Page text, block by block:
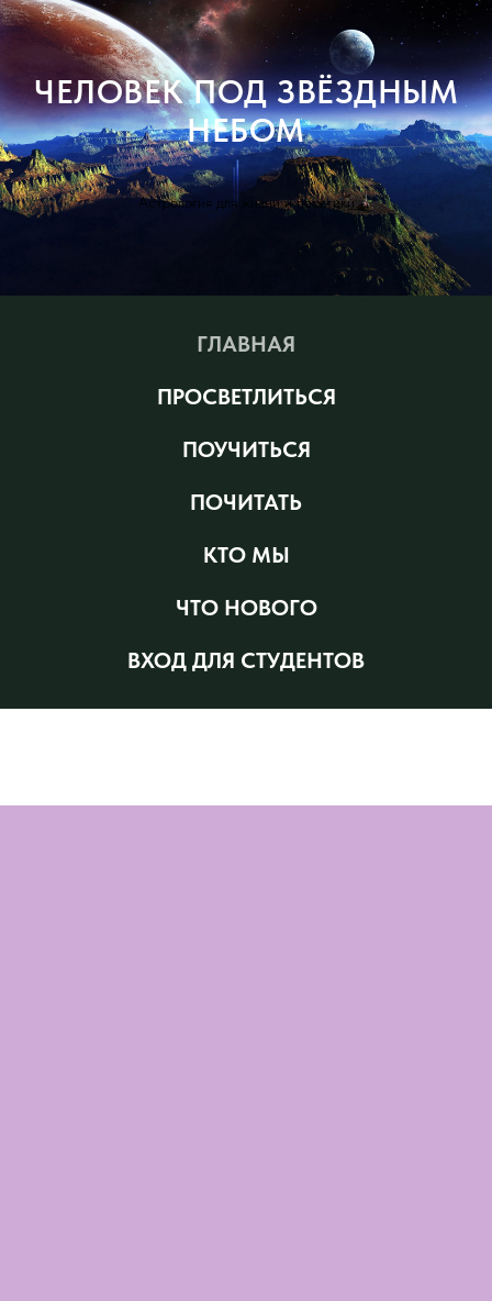
ЧЕЛОВЕК ПОД ЗВЁЗДНЫМ
НЕБОМ
Астрология для жизни и практики
ГЛАВНАЯ
ПРОСВЕТЛИТЬСЯ
ПОУЧИТЬСЯ
ПОЧИТАТЬ
КТО МЫ
ЧТО НОВОГО
ВХОД ДЛЯ СТУДЕНТОВ